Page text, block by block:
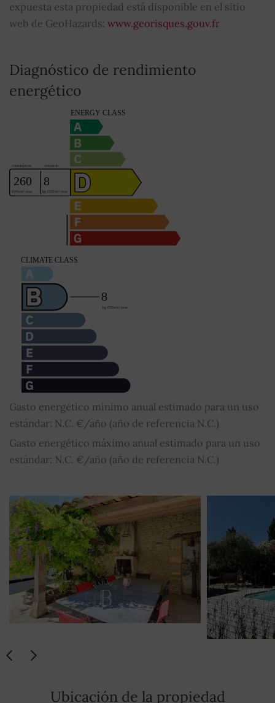
Cuota media de los gastos comunes
expuesta esta propiedad está disponible en el sitio
web de GeoHazards: www.georisques.gouv.fr
Diagnóstico de rendimiento
energético
Gasto energético mínimo anual estimado para un uso
estándar: N.C. €/año (año de referencia N.C.)
Gasto energético máximo anual estimado para un uso
estándar: N.C. €/año (año de referencia N.C.)
Ubicación de la propiedad